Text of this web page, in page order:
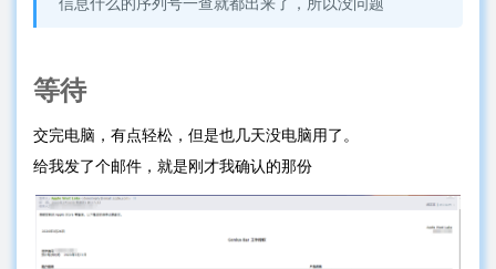
等待
交完电脑，有点轻松，但是也几天没电脑用了。
给我发了个邮件，就是刚才我确认的那份